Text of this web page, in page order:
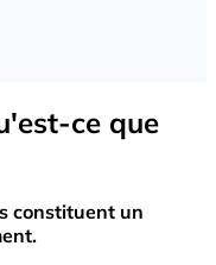
ce que
constituent un